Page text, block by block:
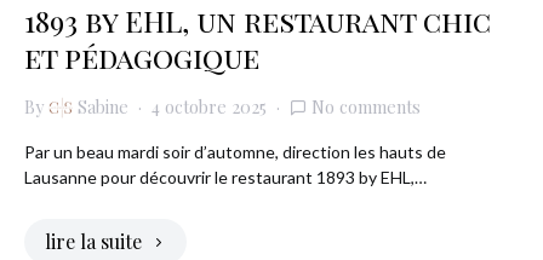
1893 by EHL, un restaurant chic
et pédagogique
By Sabine 4 octobre 2025 No comments
Par un beau mardi soir d’automne, direction les hauts de
Lausanne pour découvrir le restaurant 1893 by EHL,…
lire la suite